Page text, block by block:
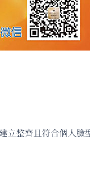
整齊且符合個人臉